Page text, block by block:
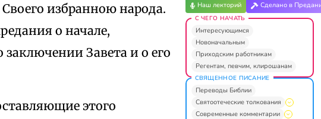
избранною народа.
о начале,
Завета и о его
этого
Наш лекторий Сделано в
С ЧЕГО НАЧАТЬ
Интересующимся
Новоначальным
Приходским работникам
Регентам, певчим, клирошанам
СВЯЩЕННОЕ ПИСАНИЕ
Переводы Библии
Святоотеческие толкования
Современные комментарии